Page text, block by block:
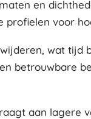
en
voor
wat
betrouwbare
aan lagere